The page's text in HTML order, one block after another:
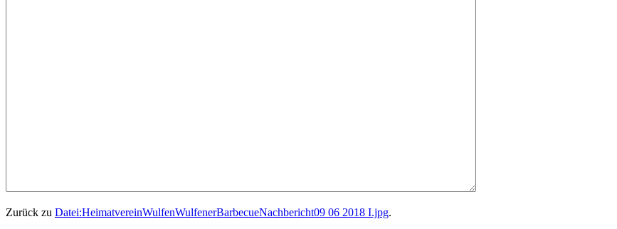
Zurück zu Datei:HeimatvereinWulfenWulfenerBarbecueNachbericht09 06 2018 I.jpg.